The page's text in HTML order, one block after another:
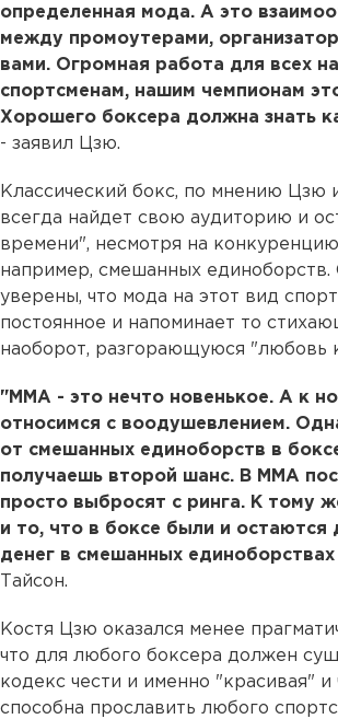
определенная мода. А это
между промоутерами,
вами. Огромная работа для всех
спортсменам, нашим чемпионам
Хорошего боксера должна знать
- заявил Цзю.
Классический бокс, по мнению Цзю
всегда найдет свою аудиторию и
времени", несмотря на
например, смешанных единоборств.
уверены, что мода на этот вид
постоянное и напоминает то
наоборот, разгорающуюся "любовь
"ММА - это нечто новенькое. А к
относимся с воодушевлением.
от смешанных единоборств в
получаешь второй шанс. В ММА
просто выбросят с ринга. К тому
и то, что в боксе были и остаются
денег в смешанных единоборствах
Тайсон.
Костя Цзю оказался менее
что для любого боксера должен
кодекс чести и именно "красивая" и
способна прославить любого